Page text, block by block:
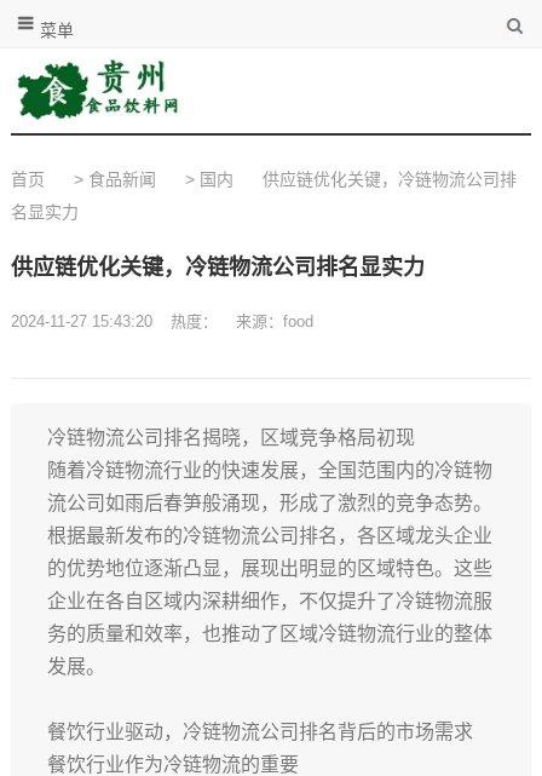
菜单
首页 > 食品新闻 > 国内
供应链优化关键，冷链物流公司排
名显实力
供应链优化关键，冷链物流公司排名显实力
2024-11-27 15:43:20 热度： 来源：food
冷链物流公司排名揭晓，区域竞争格局初现
随着冷链物流行业的快速发展，全国范围内的冷链物
流公司如雨后春笋般涌现，形成了激烈的竞争态势。
根据最新发布的冷链物流公司排名，各区域龙头企业
的优势地位逐渐凸显，展现出明显的区域特色。这些
企业在各自区域内深耕细作，不仅提升了冷链物流服
务的质量和效率，也推动了区域冷链物流行业的整体
发展。
餐饮行业驱动，冷链物流公司排名背后的市场需求
餐饮行业作为冷链物流的重要